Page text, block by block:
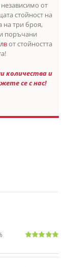
от
стойност на
на три броя,
поръчани
от стойността
количества и
се с нас!